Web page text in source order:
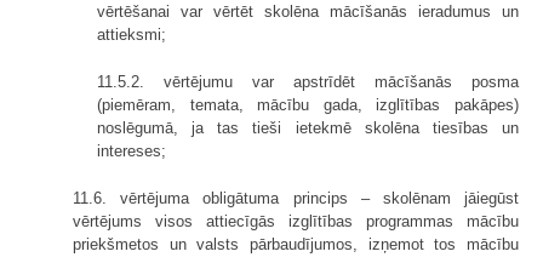
vērtēšanai var vērtēt skolēna mācīšanās ieradumus un
attieksmi;
11.5.2. vērtējumu var apstrīdēt mācīšanās posma
(piemēram, temata, mācību gada, izglītības pakāpes)
noslēgumā, ja tas tieši ietekmē skolēna tiesības un
intereses;
11.6. vērtējuma obligātuma princips – skolēnam jāiegūst
vērtējums visos attiecīgās izglītības programmas mācību
priekšmetos un valsts pārbaudījumos, izņemot tos mācību